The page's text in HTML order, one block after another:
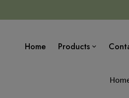
Home Products